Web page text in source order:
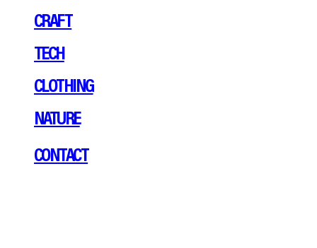
CRAFT
TECH
CLOTHING
NATURE
CONTACT